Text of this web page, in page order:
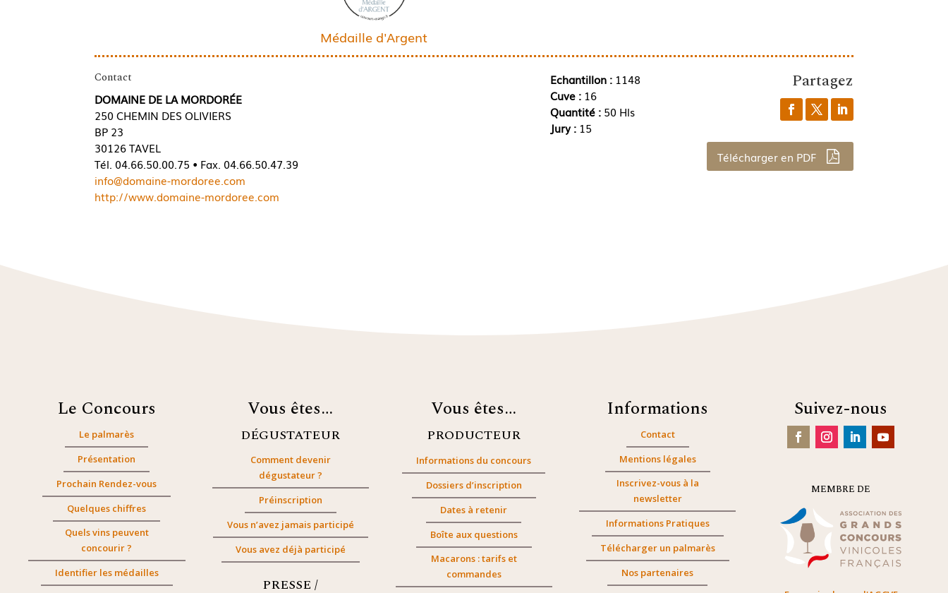
Médaille d'Argent
Contact
DOMAINE DE LA MORDORÉE
250 CHEMIN DES OLIVIERS
BP 23
30126 TAVEL
Tél. 04.66.50.00.75 • Fax. 04.66.50.47.39
info@domaine-mordoree.com
http://www.domaine-mordoree.com
Echantillon :1148
Cuve : 16
Quantité : 50 Hls
Jury : 15
Partagez
Télécharger en PDF
Le Concours
Le palmarès
Présentation
Prochain Rendez-vous
Quelques chiffres
Quels vins peuvent
concourir ?
Identifier les médailles
Vous êtes…
DÉGUSTATEUR
Comment devenir
dégustateur ?
Préinscription
Vous n’avez jamais participé
Vous avez déjà participé
PRESSE /
Vous êtes…
PRODUCTEUR
Informations du concours
Dossiers d’inscription
Dates à retenir
Boîte aux questions
Macarons : tarifs et
commandes
Informations
Contact
Mentions légales
Inscrivez-vous à la
newsletter
Informations Pratiques
Télécharger un palmarès
Nos partenaires
Suivez-nous
MEMBRE DE